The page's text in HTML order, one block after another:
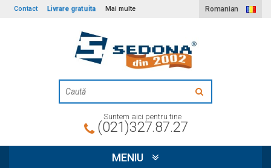
Contact Livrare gratuita Mai multe Romanian
Suntem aici pentru tine
(021)327.87.27
MENIU